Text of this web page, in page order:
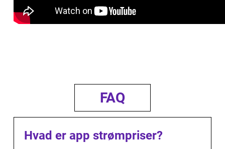
FAQ
Hvad er app strømpriser?